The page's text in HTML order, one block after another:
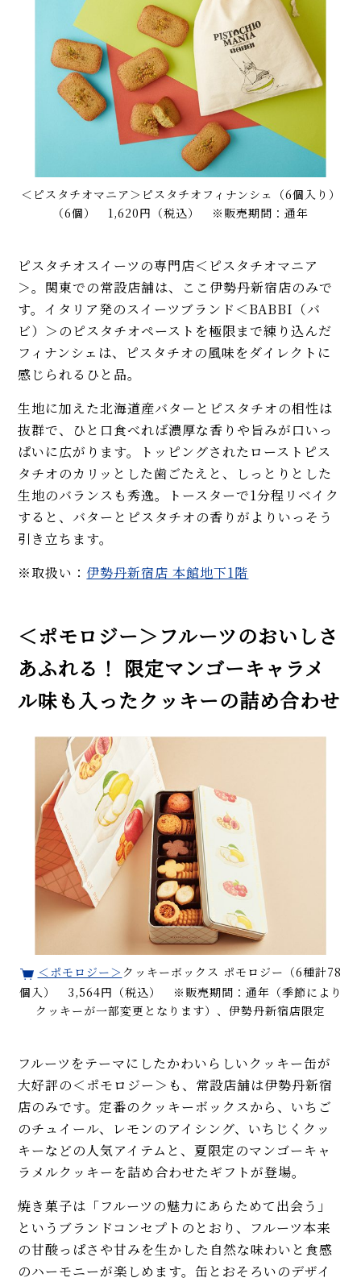
＜ピスタチオマニア＞ピスタチオフィナンシェ（6個入り）
（6個） 1,620円（税込） ※販売期間：通年
ピスタチオスイーツの専門店＜ピスタチオマニア
＞。関東での常設店舗は、ここ伊勢丹新宿店のみで
す。イタリア発のスイーツブランド＜BABBI（バ
ビ）＞のピスタチオペーストを極限まで練り込んだ
フィナンシェは、ピスタチオの風味をダイレクトに
感じられるひと品。
生地に加えた北海道産バターとピスタチオの相性は
抜群で、ひと口食べれば濃厚な香りや旨みが口いっ
ぱいに広がります。トッピングされたローストピス
タチオのカリッとした歯ごたえと、しっとりとした
生地のバランスも秀逸。トースターで1分程リベイク
すると、バターとピスタチオの香りがよりいっそう
引き立ちます。
※取扱い： 伊勢丹新宿店 本館地下1階
＜ポモロジー＞フルーツのおいしさ
あふれる！ 限定マンゴーキャラメ
ル味も入ったクッキーの詰め合わせ
＜ポモロジー＞ クッキーボックス ポモロジー（6種計78
個入） 3,564円（税込） ※販売期間：通年（季節により
クッキーが一部変更となります）、伊勢丹新宿店限定
フルーツをテーマにしたかわいらしいクッキー缶が
大好評の＜ポモロジー＞も、常設店舗は伊勢丹新宿
店のみです。定番のクッキーボックスから、いちご
のチュイール、レモンのアイシング、いちじくクッ
キーなどの人気アイテムと、夏限定のマンゴーキャ
ラメルクッキーを詰め合わせたギフトが登場。
焼き菓子は「フルーツの魅力にあらためて出会う」
というブランドコンセプトのとおり、フルーツ本来
の甘酸っぱさや甘みを生かした自然な味わいと食感
のハーモニーが楽しめます。缶とおそろいのデザイ